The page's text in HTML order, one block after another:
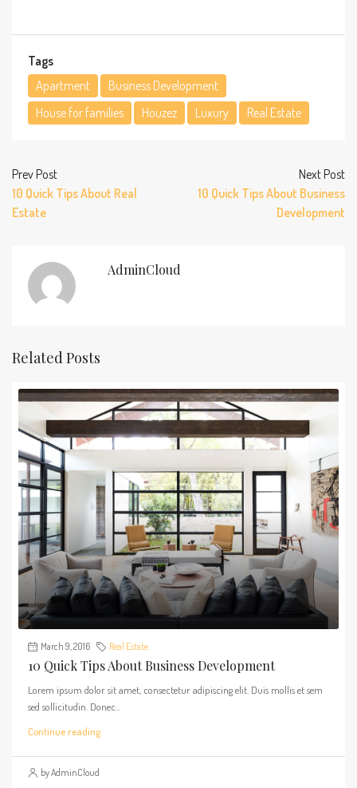
Tags
Apartment
Business Development
House for families
Houzez Luxury Real Estate
Prev Post
10 Quick Tips About Real
Estate
Next Post
10 Quick Tips About Business
Development
AdminCloud
Related Posts
March 9, 2016 Real Estate
10 Quick Tips About Business Development
Lorem ipsum dolor sit amet, consectetur adipiscing elit. Duis mollis et sem
sed sollicitudin. Donec...
Continue reading
by AdminCloud